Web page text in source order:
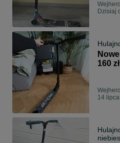
Dzisiaj
Nowe
160 zł
14